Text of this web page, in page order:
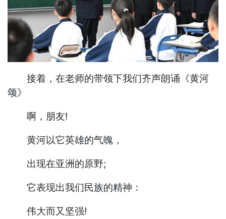
接着，在老师的带领下我们齐声朗诵《黄河
颂》
啊，朋友!
黄河以它英雄的气魄，
出现在亚洲的原野;
它表现出我们民族的精神：
伟大而又坚强!